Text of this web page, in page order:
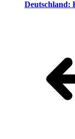
Deutschland: